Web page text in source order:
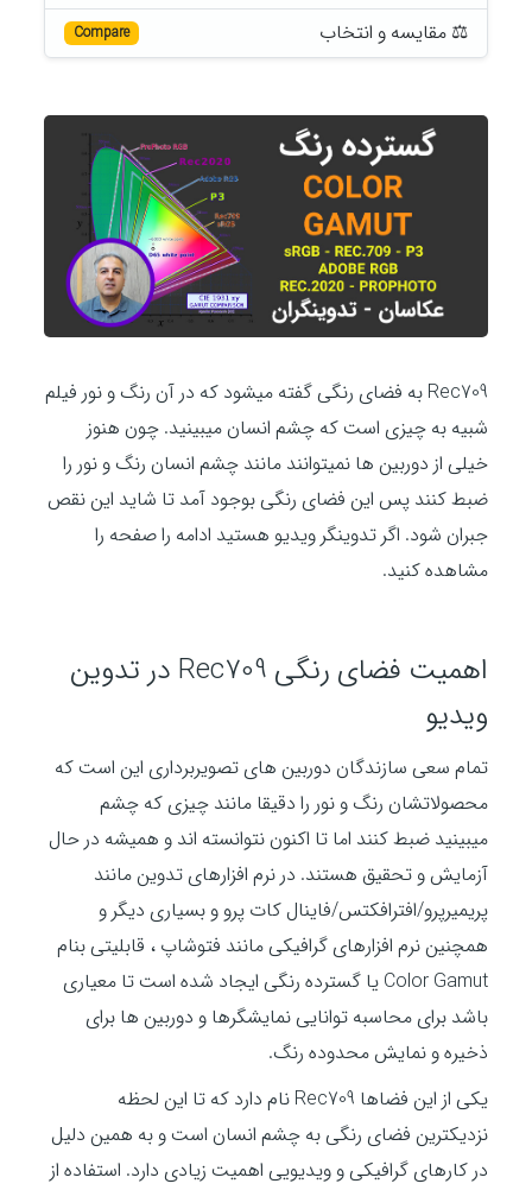
⚖️ مقایسه و انتخاب Compare
Rec709 به فضای رنگی گفته میشود که در آن رنگ و نور فیلم
شبیه به چیزی است که چشم انسان میبینید. چون هنوز
خیلی از دوربین ها نمیتوانند مانند چشم انسان رنگ و نور را
ضبط کنند پس این فضای رنگی بوجود آمد تا شاید این نقص
جبران شود. اگر تدوینگر ویدیو هستید ادامه را صفحه را
مشاهده کنید.
اهمیت فضای رنگی Rec709 در تدوین
ویدیو
تمام سعی سازندگان دوربین های تصویربرداری این است که
محصولاتشان رنگ و نور را دقیقا مانند چیزی که چشم
میبینید ضبط کنند اما تا اکنون نتوانسته اند و همیشه در حال
آزمایش و تحقیق هستند. در نرم افزارهای تدوین مانند
پریمیرپرو/افترافکتس/فاینال کات پرو و بسیاری دیگر و
همچنین نرم افزارهای گرافیکی مانند فتوشاپ ، قابلیتی بنام
Color Gamut یا گسترده رنگی ایجاد شده است تا معیاری
باشد برای محاسبه توانایی نمایشگرها و دوربین ها برای
ذخیره و نمایش محدوده رنگ.
یکی از این فضاها Rec709 نام دارد که تا این لحظه
نزدیکترین فضای رنگی به چشم انسان است و به همین دلیل
در کارهای گرافیکی و ویدیویی اهمیت زیادی دارد. استفاده از